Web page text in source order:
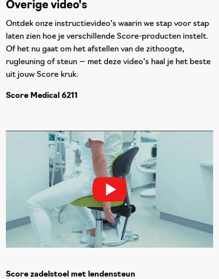
Overige video's
Ontdek onze instructievideo’s waarin we stap voor stap
laten zien hoe je verschillende Score-producten instelt.
Of het nu gaat om het afstellen van de zithoogte,
rugleuning of steun — met deze video’s haal je het beste
uit jouw Score kruk.
Score Medical 6211
Score zadelstoel met lendensteun